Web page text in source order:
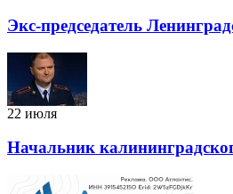
Экс-председатель
22 июля
Начальник